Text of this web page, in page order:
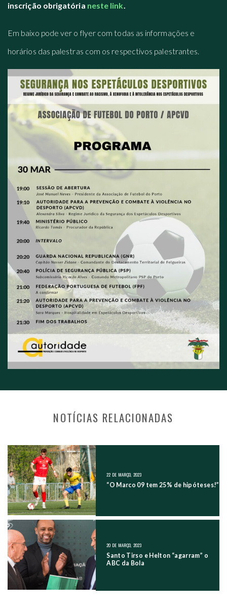
inscrição obrigatória neste link.
Em baixo pode ver o flyer com todas as informações e
horários das palestras com os respectivos palestrantes.
NOTÍCIAS RELACIONADAS
NAVEGAÇÃO NOS POSTS
22 DE MARÇO, 2023
“O Marco 09 tem 25% de hipóteses!”
20 DE MARÇO, 2023
Santo Tirso e Helton “agarram” o
ABC da Bola